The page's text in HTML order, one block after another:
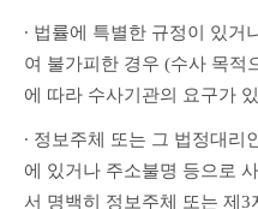
∙ 법률에 특별한 규정이 있거
여 불가피한 경우 (수사 목적
에 따라 수사기관의 요구가
∙ 정보주체 또는 그 법정대리
에 있거나 주소불명 등으로
서 명백히 정보주체 또는 제3